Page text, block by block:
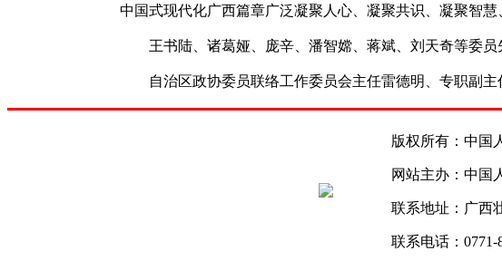
中国式现代化广西篇章广泛凝聚人心、凝聚共识、凝聚智慧
王书陆、诸葛娅、庞辛、潘智嫦、蒋斌、刘天奇等委员
自治区政协委员联络工作委员会主任雷德明、专职副主
版权所有：中国
网站主办：中国
联系地址：广西
联系电话：0771-